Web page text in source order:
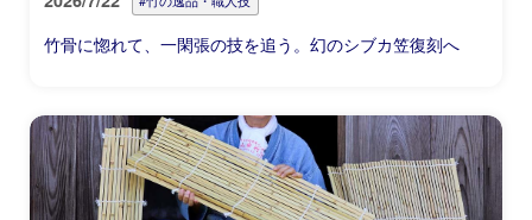
竹骨に惚れて、一閑張の技を追う。幻のシブカ笠復刻へ